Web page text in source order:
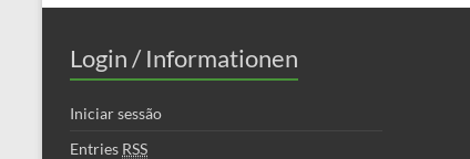
Login / Informationen
Iniciar sessão
Entries RSS